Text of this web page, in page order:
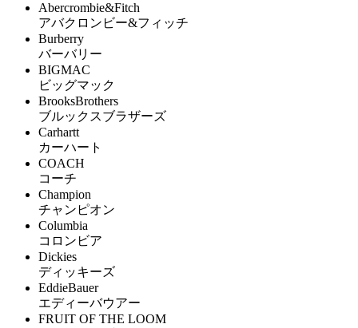
Abercrombie&Fitch
アバクロンビー&フィッチ
Burberry
バーバリー
BIGMAC
ビッグマック
BrooksBrothers
ブルックスブラザーズ
Carhartt
カーハート
COACH
コーチ
Champion
チャンピオン
Columbia
コロンビア
Dickies
ディッキーズ
EddieBauer
エディーバウアー
FRUIT OF THE LOOM